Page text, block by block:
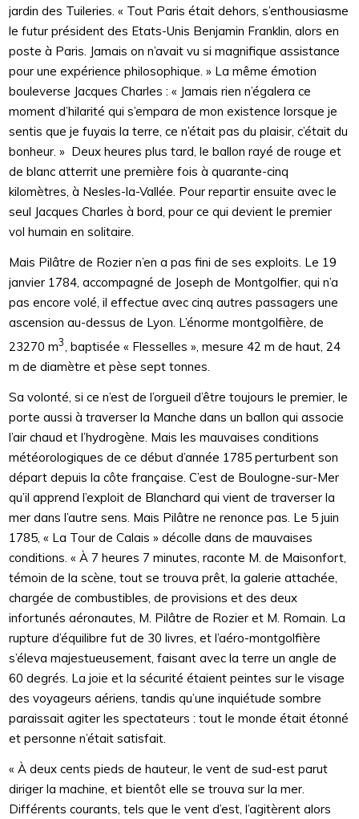
jardin des Tuileries. « Tout Paris était dehors, s’enthousiasme
le futur président des Etats-Unis Benjamin Franklin, alors en
poste à Paris. Jamais on n’avait vu si magnifique assistance
pour une expérience philosophique. » La même émotion
bouleverse Jacques Charles : « Jamais rien n’égalera ce
moment d’hilarité qui s’empara de mon existence lorsque je
sentis que je fuyais la terre, ce n’était pas du plaisir, c’était du
bonheur. » Deux heures plus tard, le ballon rayé de rouge et
de blanc atterrit une première fois à quarante-cinq
kilomètres, à Nesles-la-Vallée. Pour repartir ensuite avec le
seul Jacques Charles à bord, pour ce qui devient le premier
vol humain en solitaire.
Mais Pilâtre de Rozier n’en a pas fini de ses exploits. Le 19
janvier 1784, accompagné de Joseph de Montgolfier, qui n’a
pas encore volé, il effectue avec cinq autres passagers une
ascension au-dessus de Lyon. L’énorme montgolfière, de
23270 m3, baptisée « Flesselles », mesure 42 m de haut, 24
m de diamètre et pèse sept tonnes.
Sa volonté, si ce n’est de l’orgueil d’être toujours le premier, le
porte aussi à traverser la Manche dans un ballon qui associe
l’air chaud et l’hydrogène. Mais les mauvaises conditions
météorologiques de ce début d’année 1785 perturbent son
départ depuis la côte française. C’est de Boulogne-sur-Mer
qu’il apprend l’exploit de Blanchard qui vient de traverser la
mer dans l’autre sens. Mais Pilâtre ne renonce pas. Le 5 juin
1785, « La Tour de Calais » décolle dans de mauvaises
conditions. « À 7 heures 7 minutes, raconte M. de Maisonfort,
témoin de la scène, tout se trouva prêt, la galerie attachée,
chargée de combustibles, de provisions et des deux
infortunés aéronautes, M. Pilâtre de Rozier et M. Romain. La
rupture d’équilibre fut de 30 livres, et l’aéro-montgolfière
s’éleva majestueusement, faisant avec la terre un angle de
60 degrés. La joie et la sécurité étaient peintes sur le visage
des voyageurs aériens, tandis qu’une inquiétude sombre
paraissait agiter les spectateurs : tout le monde était étonné
et personne n’était satisfait.
« À deux cents pieds de hauteur, le vent de sud-est parut
diriger la machine, et bientôt elle se trouva sur la mer.
Différents courants, tels que le vent d’est, l’agitèrent alors